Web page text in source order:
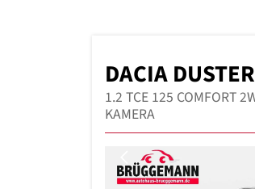
DACIA DUSTER
1.2 TCE 125 COMFORT
KAMERA
Previous